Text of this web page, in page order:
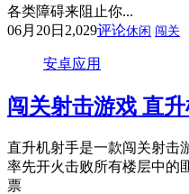
各类障碍来阻止你...
06月20日 2,029评论休闲 闯关
安卓应用
闯关射击游戏 直
直升机射手是一款闯关射击
率先开火击败所有楼层中的
票